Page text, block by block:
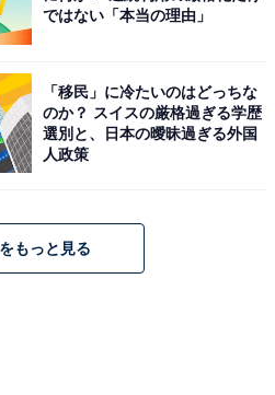
ではない「本当の理由」
「移民」に冷たいのはどっちな
のか？ スイスの厳格過ぎる学歴
選別と、日本の曖昧過ぎる外国
人政策
もっと見る